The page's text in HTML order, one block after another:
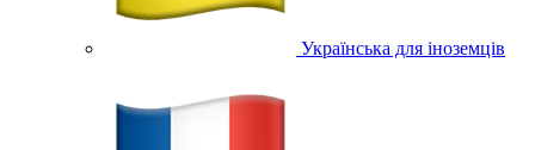
Українська для іноземців